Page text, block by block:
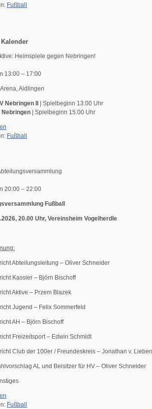
Kalender
Fußball
Heimspiele gegen Nebringen!
13:00 – 17:00
Aidlingen
Nebringen II
| Spielbeginn 13.00 Uhr
Nebringen
| Spielbeginn 15.00 Uhr
Fußball
20:00 – 22:00
Fußball
20.00 Uhr, Vereinsheim Vogelherdle
Abteilungsleitung – Oliver Schneider
Kassier – Björn Bischoff
Aktive – Przem Blazek
Jugend – Felix Sommerfeld
AH – Björn Bischoff
Freizeitsport – Edwin Schmidt
Club der 100er / Freundeskreis – Jonathan v.
AL und Beisitzer für HV – Oliver Schneider
Fußball